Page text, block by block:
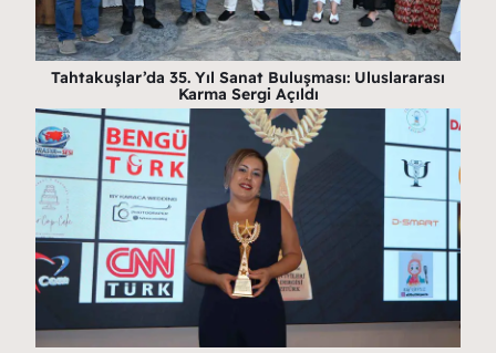
Tahtakuşlar’da 35. Yıl Sanat Buluşması: Uluslararası
Karma Sergi Açıldı